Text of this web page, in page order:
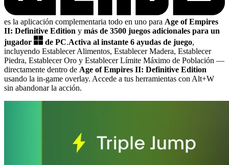
es la aplicación complementaria todo en uno para Age of Empires
II: Definitive Edition y más de 3500 juegos adicionales para un
jugador
de PC.Activa al instante 6 ayudas de juego,
incluyendo Establecer Alimentos, Establecer Madera, Establecer
Piedra, Establecer Oro y Establecer Límite Máximo de Población —
directamente dentro de Age of Empires II: Definitive Edition
usando la in-game overlay. Accede a tus herramientas con Alt+W
sin abandonar la acción.